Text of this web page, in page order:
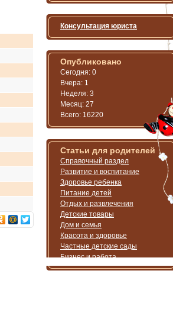
Консультация юриста
Опубликовано
Сегодня: 0
Вчера: 1
Неделя: 3
Месяц: 27
Всего: 16220
Статьи для родителей
Справочный раздел
Развитие и воспитание
Здоровье ребенка
Питание детей
Отдых и развлечения
Детские товары
Дом и семья
Красота и здоровье
Частные детские сады
Бизнес и работа